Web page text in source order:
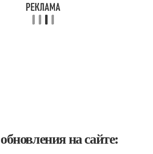
на сайте: